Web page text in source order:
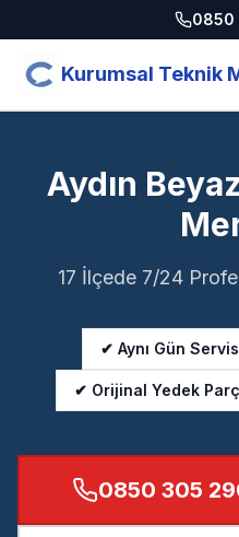
0850
Kurumsal Teknik
Aydın
17 İlçede 7/24
✔ Aynı Gün Servis
✔ Orijinal Yedek
0850 305